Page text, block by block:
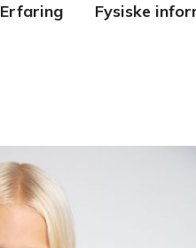
Erfaring Fysiske